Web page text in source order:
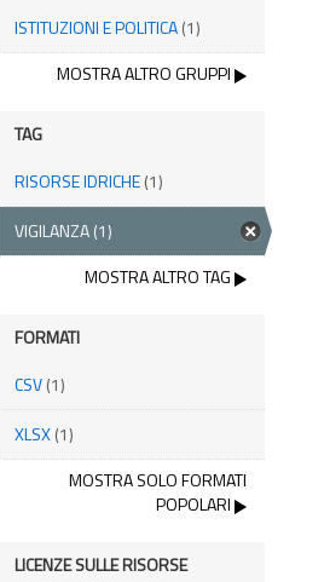
ISTITUZIONI E POLITICA(1)
MOSTRA ALTRO GRUPPI
TAG
RISORSE IDRICHE(1)
VIGILANZA(1)
MOSTRA ALTRO TAG
FORMATI
CSV(1)
XLSX(1)
MOSTRA SOLO FORMATI
POPOLARI
LICENZE SULLE RISORSE